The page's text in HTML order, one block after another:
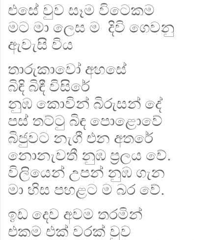
එසේ වුව සෑම විටෙකම
මට මා ලෙස ම දිවි ගෙවනු
ඇවැසි විය
තාරුකාවෝ අහසේ
බිඳි බිඳී විසිරේ
නුඹ කොවින් බිරුසන් දේ
පස් තට්ටු බිඳ පොළොවේ
බිජුවට නැගී එන අතරේ
නොනැවතී නුඹ ප්‍රලය වේ.
විලියෙන් උපන් නුඹ ගැන
මා හිස පහළට ම බර වේ.
ඉඩ දෙව අවම තරමින්
එකම එක් වරක් වුව